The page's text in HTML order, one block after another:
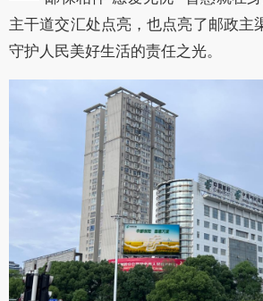
主干道交汇处点亮，也点亮了邮政主
守护人民美好生活的责任之光。